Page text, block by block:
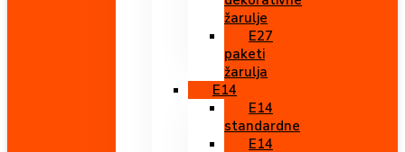
žarulje
E27
paketi
žarulja
E14
E14
standardne
E14